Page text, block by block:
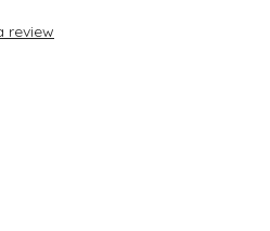
review